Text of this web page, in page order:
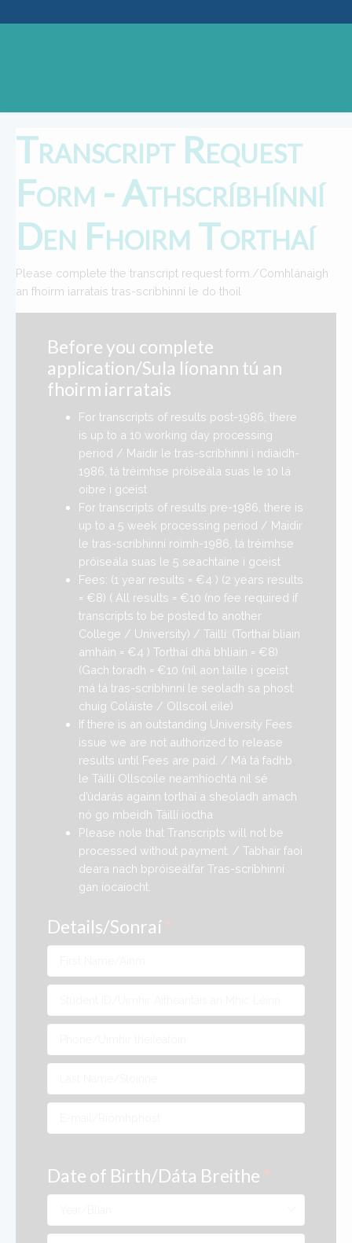
Transcript Request
Form - Athscríbhínní
Den Fhoirm Torthaí
Please complete the transcript request form./Comhlánaigh
an fhoirm iarratais tras-scríbhinní le do thoil
Before you complete
application/Sula líonann tú an
fhoirm iarratais
For transcripts of results post-1986, there
is up to a 10 working day processing
period / Maidir le tras-scríbhinní i ndiaidh-
1986, tá tréimhse próiseála suas le 10 lá
oibre i gceist
For transcripts of results pre-1986, there is
up to a 5 week processing period / Maidir
le tras-scríbhinní roimh-1986, tá tréimhse
próiseála suas le 5 seachtaine i gceist
Fees: (1 year results = €4 ) (2 years results
= €8) ( All results = €10 (no fee required if
transcripts to be posted to another
College / University) / Táillí: (Torthaí bliain
amháin = €4 ) Torthaí dhá bhliain = €8)
(Gach toradh = €10 (níl aon táille i gceist
má tá tras-scríbhinní le seoladh sa phost
chuig Coláiste / Ollscoil eile)
If there is an outstanding University Fees
issue we are not authorized to release
results until Fees are paid. / Má tá fadhb
le Táillí Ollscoile neamhíochta níl sé
d’údarás againn torthaí a sheoladh amach
nó go mbeidh Táillí íoctha
Please note that Transcripts will not be
processed without payment. / Tabhair faoi
deara nach bpróiseálfar Tras-scríbhinní
gan íocaíocht.
Details/Sonraí *
Date of Birth/Dáta Breithe *